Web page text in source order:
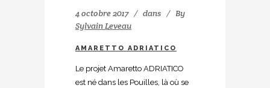
4 octobre 2017 dans
By
Sylvain Leveau
AMARETTO ADRIATICO
Le projet Amaretto ADRIATICO
est né dans les Pouilles, là où se